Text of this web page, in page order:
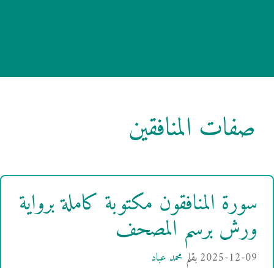
صفات المنافقين
سورة المنافقون مكتوبة كاملة برواية
ورش برسم المصحف
2025-12-09بقلم محمد عباد